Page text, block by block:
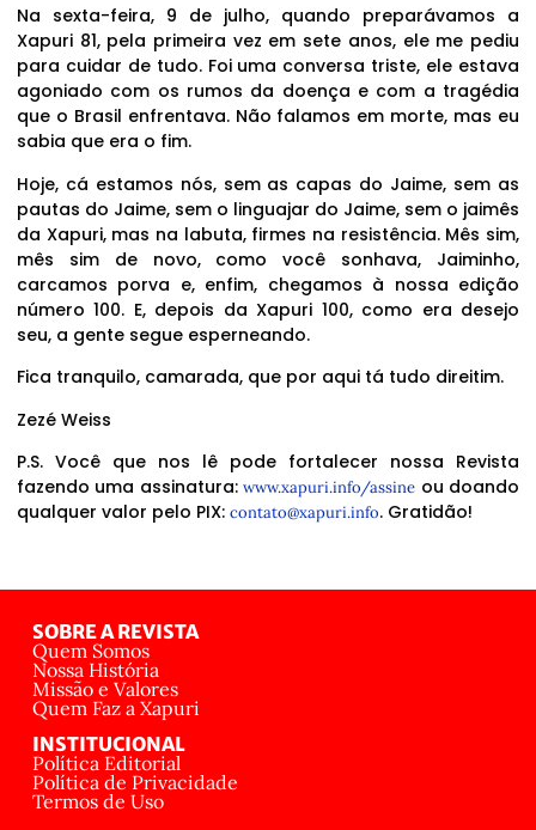
Na sexta-feira, 9 de julho, quando preparávamos a
Xapuri 81, pela primeira vez em sete anos, ele me pediu
para cuidar de tudo. Foi uma conversa triste, ele estava
agoniado com os rumos da doença e com a tragédia
que o Brasil enfrentava. Não falamos em morte, mas eu
sabia que era o fim.
Hoje, cá estamos nós, sem as capas do Jaime, sem as
pautas do Jaime, sem o linguajar do Jaime, sem o jaimês
da Xapuri, mas na labuta, firmes na resistência. Mês sim,
mês sim de novo, como você sonhava, Jaiminho,
carcamos porva e, enfim, chegamos à nossa edição
número 100. E, depois da Xapuri 100, como era desejo
seu, a gente segue esperneando.
Fica tranquilo, camarada, que por aqui tá tudo direitim.
Zezé Weiss
P.S. Você que nos lê pode fortalecer nossa Revista
fazendo uma assinatura:www.xapuri.info/assine ou doando
qualquer valor pelo PIX: contato@xapuri.info. Gratidão!
SOBRE A REVISTA
Quem Somos
Nossa História
Missão e Valores
Quem Faz a Xapuri
INSTITUCIONAL
Política Editorial
Política de Privacidade
Termos de Uso